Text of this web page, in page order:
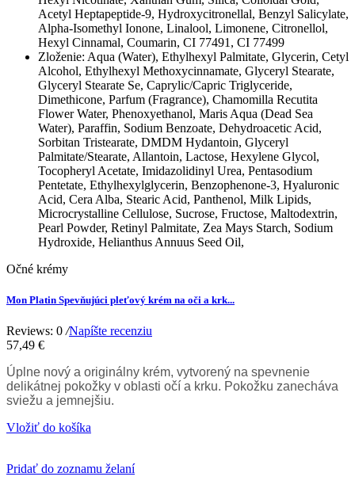
Acetyl Heptapeptide-9, Hydroxycitronellal, Benzyl Salicylate,
Alpha-Isomethyl Ionone, Linalool, Limonene, Citronellol,
Hexyl Cinnamal, Coumarin, CI 77491, CI 77499
Zloženie: Aqua (Water), Ethylhexyl Palmitate, Glycerin, Cetyl
Alcohol, Ethylhexyl Methoxycinnamate, Glyceryl Stearate,
Glyceryl Stearate Se, Caprylic/Capric Triglyceride,
Dimethicone, Parfum (Fragrance), Chamomilla Recutita
Flower Water, Phenoxyethanol, Maris Aqua (Dead Sea
Water), Paraffin, Sodium Benzoate, Dehydroacetic Acid,
Sorbitan Tristearate, DMDM Hydantoin, Glyceryl
Palmitate/Stearate, Allantoin, Lactose, Hexylene Glycol,
Tocopheryl Acetate, Imidazolidinyl Urea, Pentasodium
Pentetate, Ethylhexylglycerin, Benzophenone-3, Hyaluronic
Acid, Cera Alba, Stearic Acid, Panthenol, Milk Lipids,
Microcrystalline Cellulose, Sucrose, Fructose, Maltodextrin,
Pearl Powder, Retinyl Palmitate, Zea Mays Starch, Sodium
Hydroxide, Helianthus Annuus Seed Oil,
Očné krémy
Mon Platin Spevňujúci pleťový krém na oči a krk...
Reviews: 0 /Napíšte recenziu
57,49 €
Úplne nový a originálny krém, vytvorený na spevnenie
delikátnej pokožky v oblasti očí a krku. Pokožku zanecháva
sviežu a jemnejšiu.
Vložiť do košíka
Pridať do zoznamu želaní